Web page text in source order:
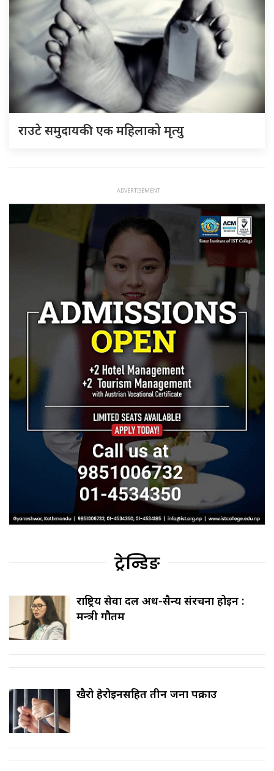
राउटे समुदायकी एक महिलाको मृत्यु
ट्रेन्डिङ
राष्ट्रिय सेवा दल अर्ध-सैन्य संरचना होइन :
मन्त्री गौतम
खैरो हेरोइनसहित तीन जना पक्राउ